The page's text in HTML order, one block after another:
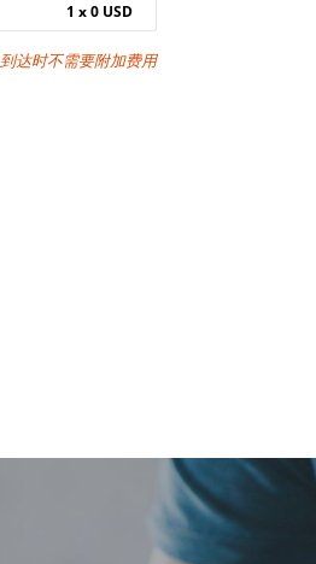
1 x 0 USD
到达时不需要附加费用